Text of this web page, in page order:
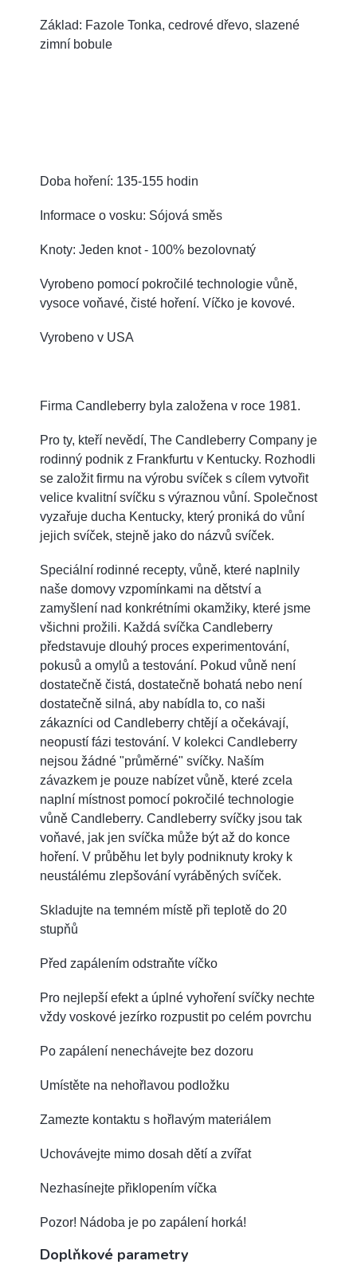
Základ: Fazole Tonka, cedrové dřevo, slazené
zimní bobule
Doba hoření: 135-155 hodin
Informace o vosku: Sójová směs
Knoty: Jeden knot - 100% bezolovnatý
Vyrobeno pomocí pokročilé technologie vůně,
vysoce voňavé, čisté hoření. Víčko je kovové.
Vyrobeno v USA
Firma Candleberry byla založena v roce 1981.
Pro ty, kteří nevědí, The Candleberry Company je
rodinný podnik z Frankfurtu v Kentucky. Rozhodli
se založit firmu na výrobu svíček s cílem vytvořit
velice kvalitní svíčku s výraznou vůní. Společnost
vyzařuje ducha Kentucky, který proniká do vůní
jejich svíček, stejně jako do názvů svíček.
Speciální rodinné recepty, vůně, které naplnily
naše domovy vzpomínkami na dětství a
zamyšlení nad konkrétními okamžiky, které jsme
všichni prožili. Každá svíčka Candleberry
představuje dlouhý proces experimentování,
pokusů a omylů a testování. Pokud vůně není
dostatečně čistá, dostatečně bohatá nebo není
dostatečně silná, aby nabídla to, co naši
zákazníci od Candleberry chtějí a očekávají,
neopustí fázi testování. V kolekci Candleberry
nejsou žádné "průměrné" svíčky. Naším
závazkem je pouze nabízet vůně, které zcela
naplní místnost pomocí pokročilé technologie
vůně Candleberry. Candleberry svíčky jsou tak
voňavé, jak jen svíčka může být až do konce
hoření. V průběhu let byly podniknuty kroky k
neustálému zlepšování vyráběných svíček.
Skladujte na temném místě při teplotě do 20
stupňů
Před zapálením odstraňte víčko
Pro nejlepší efekt a úplné vyhoření svíčky nechte
vždy voskové jezírko rozpustit po celém povrchu
Po zapálení nenechávejte bez dozoru
Umístěte na nehořlavou podložku
Zamezte kontaktu s hořlavým materiálem
Uchovávejte mimo dosah dětí a zvířat
Nezhasínejte přiklopením víčka
Pozor! Nádoba je po zapálení horká!
Doplňkové parametry